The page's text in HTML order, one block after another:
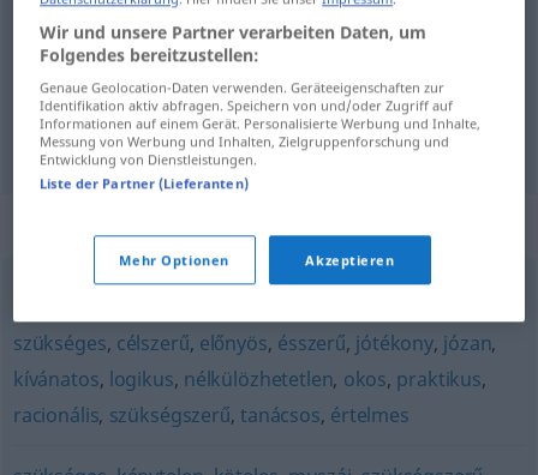
mögen kell
müssen,sollen,brauchenals Hilfsverb kell
Synonyme für "kell"
szükséges, célszerű, előnyös, ésszerű, jótékony, józan,
kívánatos, logikus, nélkülözhetetlen, okos, praktikus,
racionális, szükségszerű,tanácsos, értelmes
Wir und unsere Partner verarbeiten Daten, um
Folgendes bereitzustellen:
Genaue Geolocation-Daten verwenden. Geräteeigenschaften zur
Identifikation aktiv abfragen. Speichern von und/oder Zugriff auf
Informationen auf einem Gerät. Personalisierte Werbung und Inhalte,
Messung von Werbung und Inhalten, Zielgruppenforschung und
Entwicklung von Dienstleistungen.
Liste der Partner (Lieferanten)
Mehr Optionen Akzeptieren